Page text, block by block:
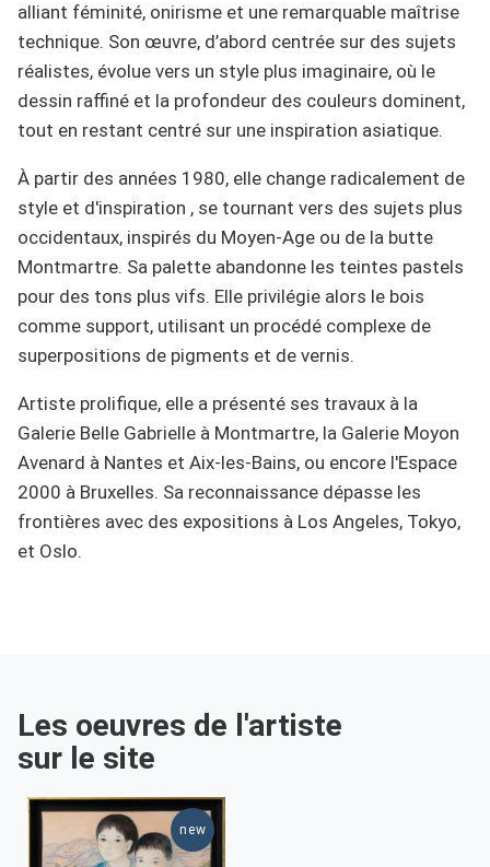
alliant féminité, onirisme et une remarquable maîtrise
technique. Son œuvre, d’abord centrée sur des sujets
réalistes, évolue vers un style plus imaginaire, où le
dessin raffiné et la profondeur des couleurs dominent,
tout en restant centré sur une inspiration asiatique.
À partir des années 1980, elle change radicalement de
style et d'inspiration , se tournant vers des sujets plus
occidentaux, inspirés du Moyen-Age ou de la butte
Montmartre. Sa palette abandonne les teintes pastels
pour des tons plus vifs. Elle privilégie alors le bois
comme support, utilisant un procédé complexe de
superpositions de pigments et de vernis.
Artiste prolifique, elle a présenté ses travaux à la
Galerie Belle Gabrielle à Montmartre, la Galerie Moyon
Avenard à Nantes et Aix-les-Bains, ou encore l'Espace
2000 à Bruxelles. Sa reconnaissance dépasse les
frontières avec des expositions à Los Angeles, Tokyo,
et Oslo.
Les oeuvres de l'artiste
sur le site